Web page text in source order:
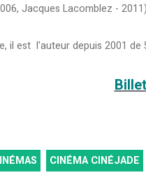
Jacques Lacomblez -
il est l'auteur depuis 2001 de
CINÉMA CINÉJADE